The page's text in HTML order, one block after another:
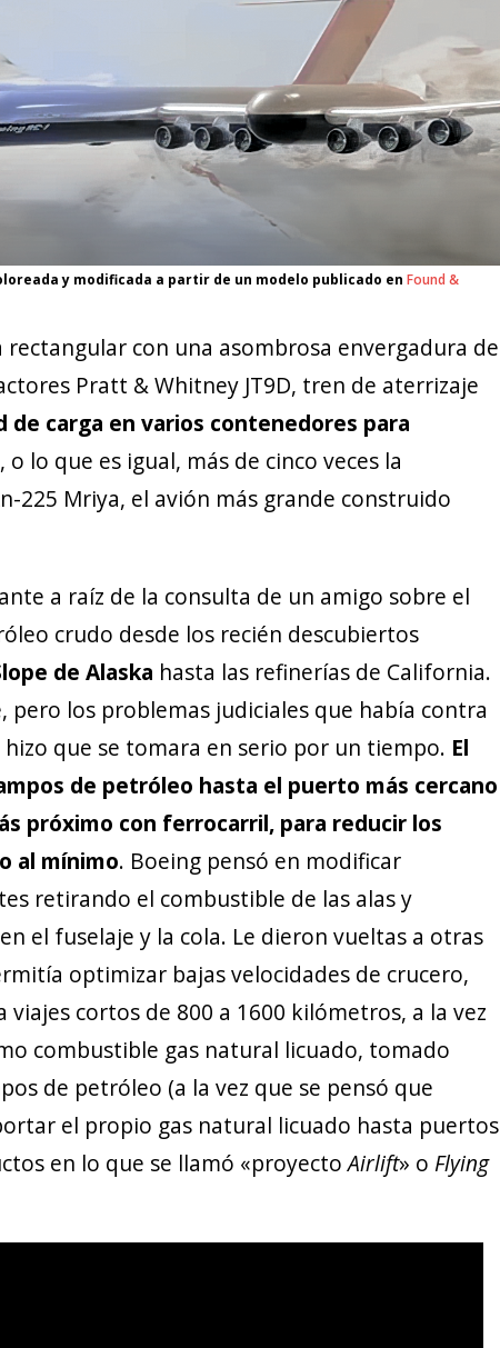
y modificada a partir de un modelo publicado en Found &
rectangular con una asombrosa envergadura de
Pratt & Whitney JT9D, tren de aterrizaje
de carga en varios contenedores para
, o lo que es igual, más de cinco veces la
225 Mriya, el avión más grande construido
a raíz de la consulta de un amigo sobre el
crudo desde los recién descubiertos
de Alaska hasta las refinerías de California.
pero los problemas judiciales que había contra
hizo que se tomara en serio por un tiempo. El
de petróleo hasta el puerto más cercano
próximo con ferrocarril, para reducir los
al mínimo. Boeing pensó en modificar
retirando el combustible de las alas y
el fuselaje y la cola. Le dieron vueltas a otras
optimizar bajas velocidades de crucero,
viajes cortos de 800 a 1600 kilómetros, a la vez
combustible gas natural licuado, tomado
de petróleo (a la vez que se pensó que
el propio gas natural licuado hasta puertos
en lo que se llamó «proyectoAirlift» o Flying